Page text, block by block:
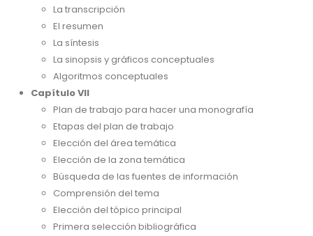
La transcripción
El resumen
La síntesis
La sinopsis y gráficos conceptuales
Algoritmos conceptuales
Capítulo VII
Plan de trabajo para hacer una monografía
Etapas del plan de trabajo
Elección del área temática
Elección de la zona temática
Búsqueda de las fuentes de información
Comprensión del tema
Elección del tópico principal
Primera selección bibliográfica